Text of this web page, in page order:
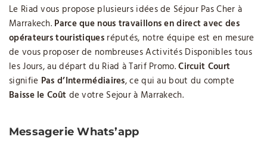
Le Riad vous propose plusieurs idées de Séjour Pas Cher à
Marrakech. Parce que nous travaillons en direct avec des
opérateurs touristiquesréputés, notre équipe est en mesure
de vous proposer de nombreuses Activités Disponibles tous
les Jours, au départ du Riad à Tarif Promo.Circuit Court
signifie Pas d’Intermédiaires, ce qui au bout du compte
Baisse le Coût de votre Sejour à Marrakech.
Messagerie Whats’app